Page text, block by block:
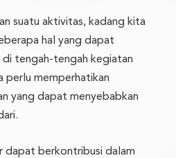
suatu aktivitas, kadang kita
hal yang dapat
tengah-tengah kegiatan
perlu memperhatikan
yang dapat menyebabkan
dapat berkontribusi dalam